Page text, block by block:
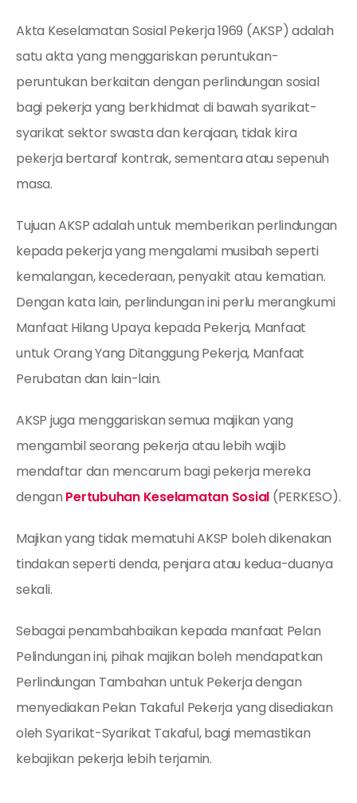
Akta Keselamatan Sosial Pekerja 1969 (AKSP) adalah
satu akta yang menggariskan peruntukan-
peruntukan berkaitan dengan perlindungan sosial
bagi pekerja yang berkhidmat di bawah syarikat-
syarikat sektor swasta dan kerajaan, tidak kira
pekerja bertaraf kontrak, sementara atau sepenuh
masa.
Tujuan AKSP adalah untuk memberikan perlindungan
kepada pekerja yang mengalami musibah seperti
kemalangan, kecederaan, penyakit atau kematian.
Dengan kata lain, perlindungan ini perlu merangkumi
Manfaat Hilang Upaya kepada Pekerja, Manfaat
untuk Orang Yang Ditanggung Pekerja, Manfaat
Perubatan dan lain-lain.
AKSP juga menggariskan semua majikan yang
mengambil seorang pekerja atau lebih wajib
mendaftar dan mencarum bagi pekerja mereka
dengan Pertubuhan Keselamatan Sosial (PERKESO).
Majikan yang tidak mematuhi AKSP boleh dikenakan
tindakan seperti denda, penjara atau kedua-duanya
sekali.
Sebagai penambahbaikan kepada manfaat Pelan
Pelindungan ini, pihak majikan boleh mendapatkan
Perlindungan Tambahan untuk Pekerja dengan
menyediakan Pelan Takaful Pekerja yang disediakan
oleh Syarikat-Syarikat Takaful, bagi memastikan
kebajikan pekerja lebih terjamin.